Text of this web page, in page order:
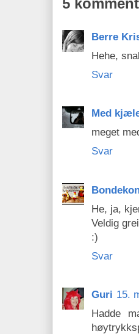
5
Berre
Hehe,
Svar
Med
meget
Svar
He, ja,
Veldig
:)
Svar
Guri 15.
Hadde